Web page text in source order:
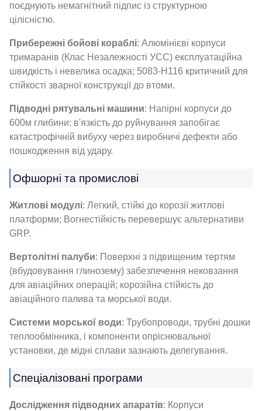
поєднують немагнітний підпис із структурною
цілісністю.
Прибережні бойові кораблі: Алюмінієві корпуси
тримаранів (Клас Незалежності УСС) експлуатаційна
швидкість і невелика осадка; 5083-H116 критичний для
стійкості зварної конструкції до втоми.
Підводні рятувальні машини: Напірні корпуси до
600м глибини; в'язкість до руйнування запобігає
катастрофічній вибуху через виробничі дефекти або
пошкодження від удару.
Офшорні та промислові
Житлові модулі: Легкий, стійкі до корозії житлові
платформи; Вогнестійкість перевершує альтернативи
GRP.
Вертолітні палуби: Поверхні з підвищеним тертям
(вбудовування глинозему) забезпечення нековзання
для авіаційних операцій; корозійна стійкість до
авіаційного палива та морської води.
Системи морської води: Трубопроводи, трубні дошки
теплообмінника, і компоненти опріснювальної
установки, де мідні сплави зазнають делегування.
Спеціалізовані програми
Дослідження підводних апаратів: Корпуси